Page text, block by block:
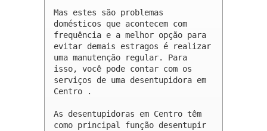
Mas estes são problemas
domésticos que acontecem com
frequência e a melhor opção para
evitar demais estragos é realizar
uma manutenção regular. Para
isso, você pode contar com os
serviços de uma desentupidora em
Centro .
As desentupidoras em Centro têm
como principal função desentupir